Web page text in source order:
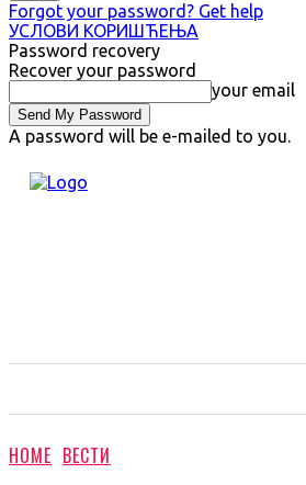
Forgot your password? Get help
УСЛОВИ КОРИШЋЕЊА
Password recovery
Recover your password
your email
A password will be e-mailed to you.
HOME ВЕСТИ